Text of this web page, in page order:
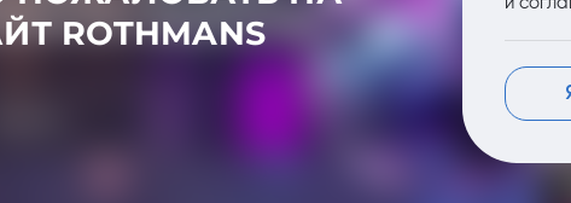
ROTHMANS